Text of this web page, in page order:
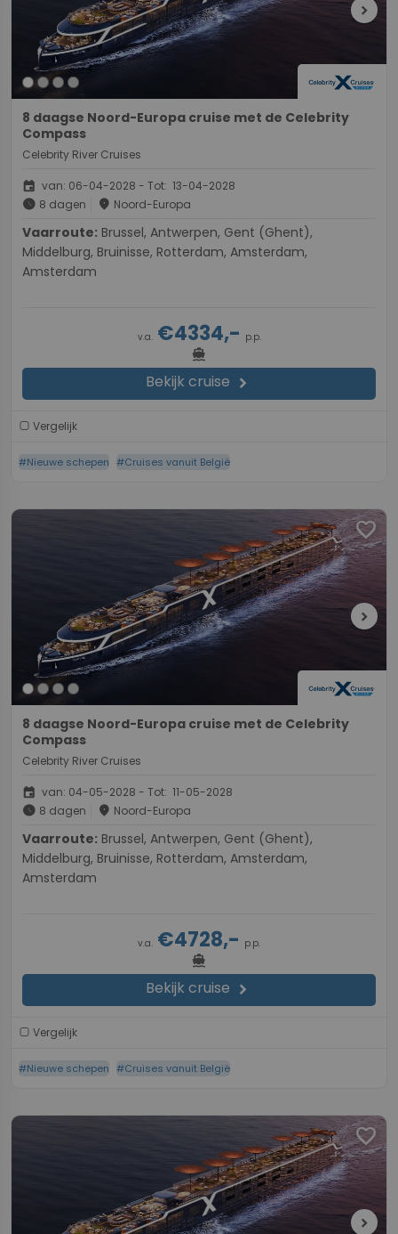
chevron_right
8 daagse Noord-Europa cruise met de Celebrity
Compass
Celebrity River Cruises
event van: 06-04-2028 - Tot: 13-04-2028
schedule 8 dagen place Noord-Europa
Vaarroute:
Middelburg, Bruinisse, Rotterdam, Amsterdam,
Amsterdam
v.a.€4334,- p.p.
directions_boat
Bekijk cruise chevron_right
Vergelijk
#Nieuwe schepen #Cruises vanuit België
favorite
chevron_right
8 daagse Noord-Europa cruise met de Celebrity
Compass
Celebrity River Cruises
event van: 04-05-2028 - Tot: 11-05-2028
schedule 8 dagen place Noord-Europa
Vaarroute:
Middelburg, Bruinisse, Rotterdam, Amsterdam,
Amsterdam
v.a. €4728,- p.p.
directions_boat
Bekijk cruise chevron_right
Vergelijk
#Nieuwe schepen #Cruises vanuit België
favorite
chevron_right